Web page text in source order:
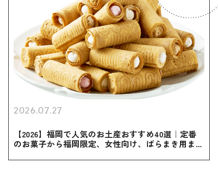
2026.07.27
【2026】福岡で人気のお土産おすすめ40選｜定番
のお菓子から福岡限定、女性向け、ばらまき用まで